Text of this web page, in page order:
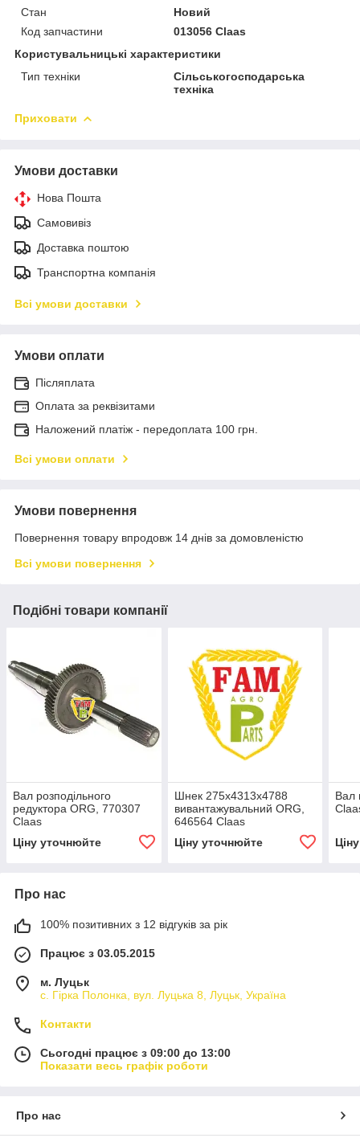
Стан
Новий
Код запчастини
013056 Claas
Користувальницькі характеристики
Тип техніки
Сільськогосподарська
техніка
Приховати
Умови доставки
Нова Пошта
Самовивіз
Доставка поштою
Транспортна компанія
Всі умови доставки
Умови оплати
Післяплата
Оплата за реквізитами
Наложений платіж - передоплата 100 грн.
Всі умови оплати
Умови повернення
Повернення товару впродовж 14 днів за домовленістю
Всі умови повернення
Подібні товари компанії
Вал розподільного
редуктора ORG, 770307
Claas
Ціну уточнюйте
Шнек 275х4313х4788
вивантажувальний ORG,
646564 Claas
Ціну уточнюйте
Вал
Про нас
100% позитивних з 12 відгуків за рік
Працює з 03.05.2015
м. Луцьк
с. Гірка Полонка, вул. Луцька 8, Луцьк, Україна
Контакти
Сьогодні працює з 09:00 до 13:00
Показати весь графік роботи
Про нас